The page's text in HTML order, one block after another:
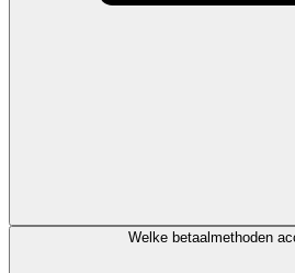
Welke betaalmethoden